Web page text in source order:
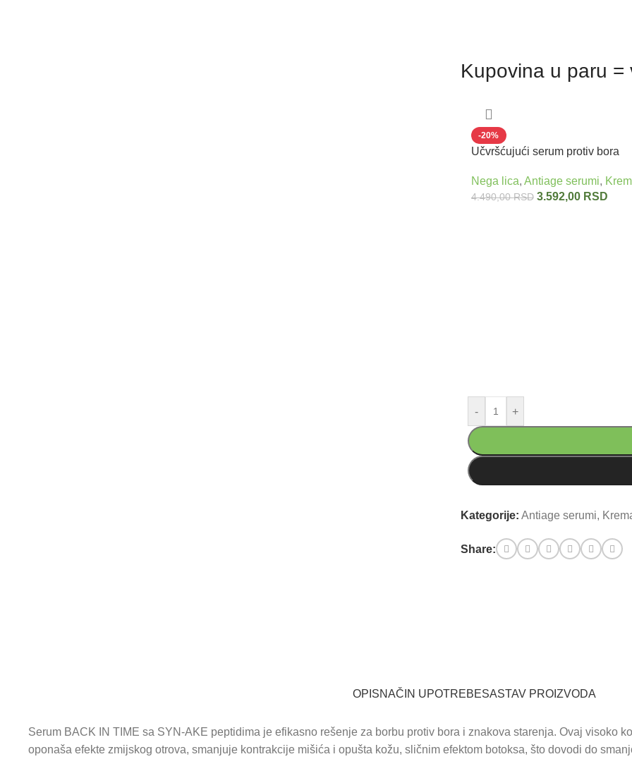
Kupovina u paru =
-20%
Učvršćujući serum protiv bora
BACK IN TIME VIVADERM
Nega lica, Antiage serumi,
4.490,00RSD 3.592,00 RSD
- +
Kategorije: Antiage serumi,
Share:
OPISNAČIN UPOTREBESASTAV PROIZVODA
Serum BACK IN TIME sa SYN-AKE peptidima je efikasno rešenje za borbu protiv bora i znakova starenja. Ovaj visoko
oponaša efekte zmijskog otrova, smanjuje kontrakcije mišića i opušta kožu, sličnim efektom botoksa, što dovodi do